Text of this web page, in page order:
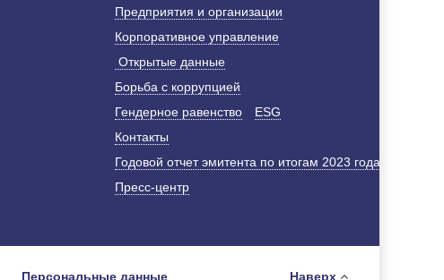
Предприятия и организации
Корпоративное управление
Открытые данные
Борьба с коррупцией
Гендерное равенство
ESG
Контакты
Годовой отчет эмитента по итогам 2023 года
Пресс-центр
Персональные данные Наверх